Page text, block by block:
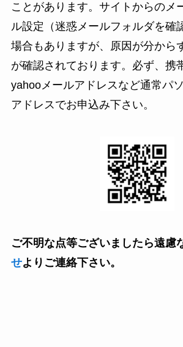
ことがあります。サイトからのメ
ル設定（迷惑メールフォルダを確
場合もありますが、原因が分から
が確認されております。必ず、携
yahooメールアドレスなど通常パ
アドレスでお申込み下さい。
ご不明な点等ございましたら遠慮
せよりご連絡下さい。